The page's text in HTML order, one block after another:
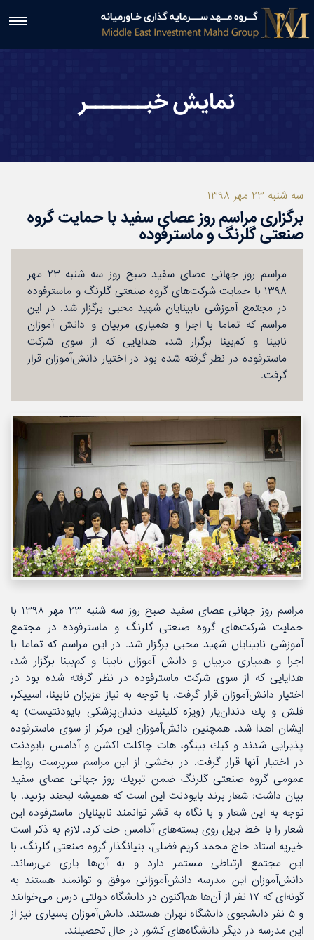

نمایش خبـــــــر
سه شنبه ۲۳ مهر ۱۳۹۸
برگزاری مراسم روز عصای سفید با حمایت گروه
صنعتی گلرنگ و ماسترفوده
مراسم روز جهانی عصای سفید صبح روز سه شنبه ۲۳ مهر
۱۳۹۸ با حمایت شركت‌های گروه صنعتی گلرنگ و ماسترفوده
در مجتمع آموزشی نابینایان شهید محبی برگزار شد. در این
مراسم كه تماما با اجرا و همیاری مربیان و دانش آموزان
نابینا و كم‌بینا برگزار شد، هدایایی كه از سوی شركت
ماسترفوده در نظر گرفته شده بود در اختیار دانش‌آموزان قرار
گرفت.
مراسم روز جهانی عصای سفید صبح روز سه شنبه ۲۳ مهر ۱۳۹۸ با
حمایت شركت‌های گروه صنعتی گلرنگ و ماسترفوده در مجتمع
آموزشی نابینایان شهید محبی برگزار شد. در این مراسم كه تماما با
اجرا و همیاری مربیان و دانش آموزان نابینا و كم‌بینا برگزار شد،
هدایایی كه از سوی شركت ماسترفوده در نظر گرفته شده بود در
اختیار دانش‌آموزان قرار گرفت. با توجه به نیاز عزیزان نابینا، اسپیكر،
فلش و پك دندان‌یار (ویژه كلینیك دندان‌پزشكی بایودنتیست) به
ایشان اهدا شد. همچنین دانش‌آموزان این مركز از سوی ماسترفوده
پذیرایی شدند و كیك بینگو،‌ هات چاكلت اكشن و آدامس بایودنت
در اختیار آنها قرار گرفت. در بخشی از این مراسم سرپرست روابط
عمومی گروه صنعتی گلرنگ ضمن تبریك روز جهانی عصای سفید
بیان داشت: شعار برند بایودنت این است كه همیشه لبخند بزنید. با
توجه به این شعار و با نگاه به قشر توانمند نابینایان ماسترفوده این
شعار را با خط بریل روی بسته‌های آدامس حك كرد. لازم به ذكر است
خیریه استاد حاج محمد كریم فضلی، بنیانگذار گروه صنعتی گلرنگ، با
این مجتمع ارتباطی مستمر دارد و به آن‌ها یاری می‌رساند.
دانش‌آموزان این مدرسه دانش‌آموزانی موفق و توانمند هستند به
گونه‌ای كه ۱۷ نفر از آن‌ها هم‌اكنون در دانشگاه دولتی درس می‌خوانند
و ۵ نفر دانشجوی دانشگاه تهران هستند. دانش‌آموزان بسیاری نیز از
این مدرسه در دیگر دانشگاه‌های كشور در حال تحصیلند.
